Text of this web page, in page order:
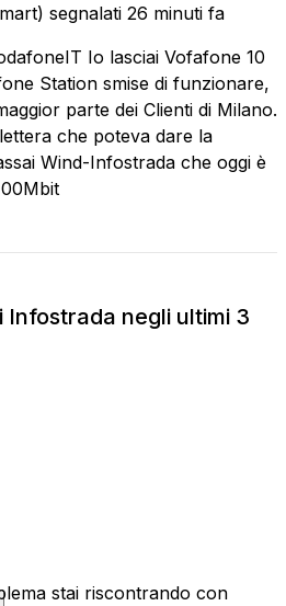
segnalati 26 minuti fa
Io lasciai Vofafone 10
Station smise di funzionare,
parte dei Clienti di Milano.
che poteva dare la
Wind-Infostrada che oggi è
negli ultimi 3
stai riscontrando con